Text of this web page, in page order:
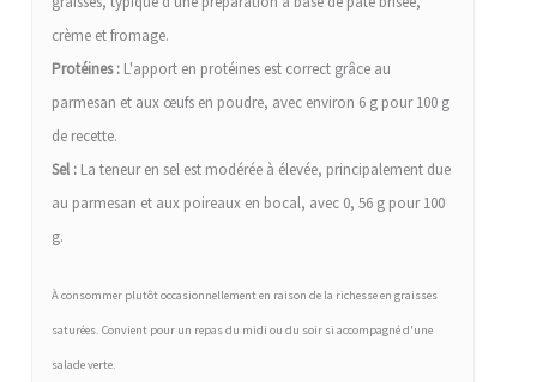
crème et fromage.
Protéines : L'apport en protéines est correct grâce au
parmesan et aux œufs en poudre, avec environ 6 g pour 100 g
de recette.
Sel : La teneur en sel est modérée à élevée, principalement due
au parmesan et aux poireaux en bocal, avec 0, 56 g pour 100
g.
À consommer plutôt occasionnellement en raison de la richesse en graisses
saturées. Convient pour un repas du midi ou du soir si accompagné d'une
salade verte.